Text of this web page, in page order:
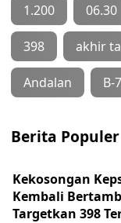
1.200 06.30
398 akhir
Andalan B-7
Berita Populer
Kekosongan
Kembali
Targetkan 398